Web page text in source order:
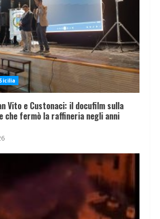
Vito e Custonaci: il docufilm sulla
che fermò la raffineria negli anni